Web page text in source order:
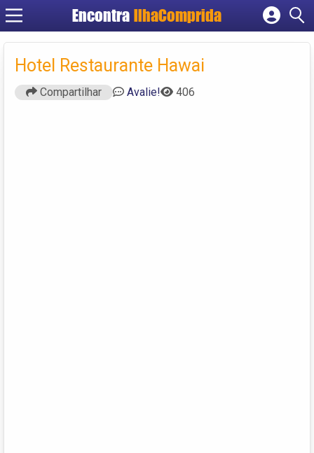
EncontraIlhaComprida
Cadastrar empresa
Criar conta
Hotel Restaurante Hawai
Compartilhar Avalie! 406